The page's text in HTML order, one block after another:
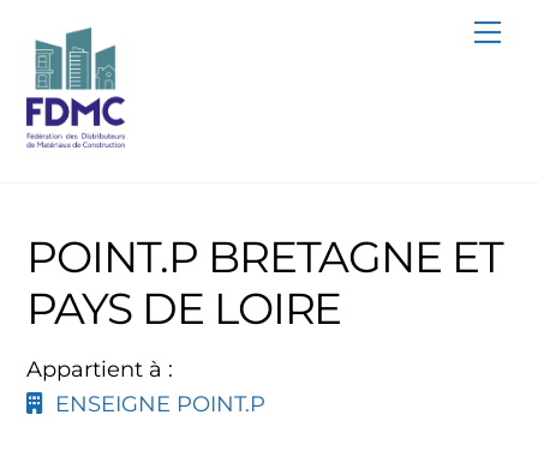
content
POINT.P BRETAGNE ET
PAYS DE LOIRE
Appartient à :
ENSEIGNE POINT.P